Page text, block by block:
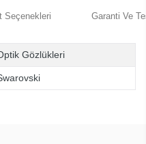
Seçenekleri Garanti Ve
Gözlükleri